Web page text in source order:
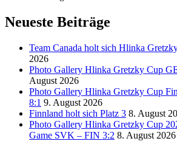
Neueste Beiträge
Team Canada holt sich Hlinka
2026
Photo Gallery Hlinka Gretzky Cup
August 2026
Photo Gallery Hlinka Gretzky Cup
8:1 9. August 2026
Finnland holt sich Platz 3 8. August
Photo Gallery Hlinka Gretzky Cup
Game SVK – FIN 3:2 8. August 2026